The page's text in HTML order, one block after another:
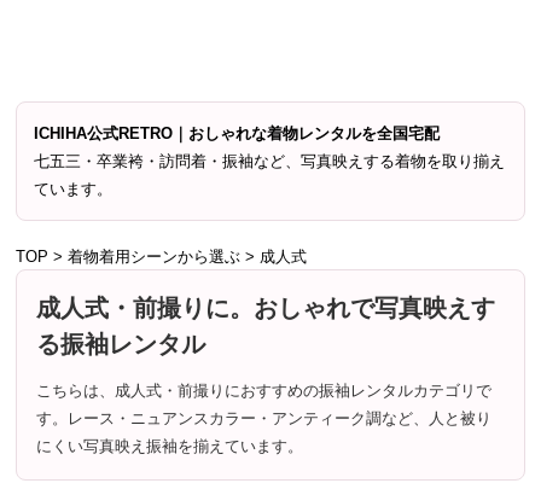
ICHIHA公式RETRO｜おしゃれな着物レンタルを全国宅配
七五三・卒業袴・訪問着・振袖など、写真映えする着物を取り揃え
ています。
TOP>着物着用シーンから選ぶ > 成人式
成人式・前撮りに。おしゃれで写真映えす
る振袖レンタル
こちらは、成人式・前撮りにおすすめの振袖レンタルカテゴリで
す。レース・ニュアンスカラー・アンティーク調など、人と被り
にくい写真映え振袖を揃えています。